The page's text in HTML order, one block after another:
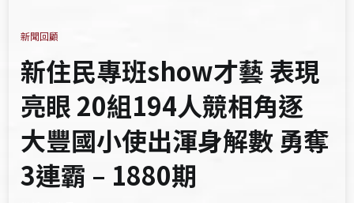
新聞回顧
新住民專班show才藝 表現
亮眼 20組194人競相角逐
大豐國小使出渾身解數 勇奪
3連霸 – 1880期